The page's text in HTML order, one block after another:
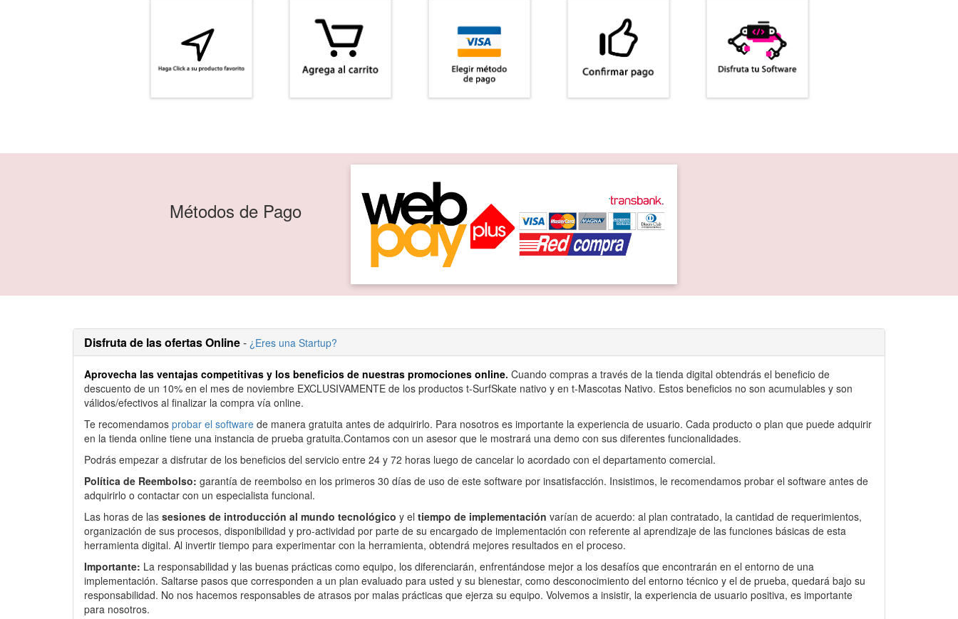
Métodos de Pago
Disfruta de las ofertas Online- ¿Eres una Startup?
Aprovecha las ventajas competitivas y los beneficios de nuestras promociones online. Cuando compras a través de la tienda digital obtendrás el beneficio de
descuento de un 10% en el mes de noviembre EXCLUSIVAMENTE de los productos t-SurfSkate nativo y en t-Mascotas Nativo. Estos beneficios no son acumulables y son
válidos/efectivos al finalizar la compra vía online.
Te recomendamos probar el software de manera gratuita antes de adquirirlo. Para nosotros es importante la experiencia de usuario. Cada producto o plan que puede adquirir
en la tienda online tiene una instancia de prueba gratuita.Contamos con un asesor que le mostrará una demo con sus diferentes funcionalidades.
Podrás empezar a disfrutar de los beneficios del servicio entre 24 y 72 horas luego de cancelar lo acordado con el departamento comercial.
Política de Reembolso: garantía de reembolso en los primeros 30 días de uso de este software por insatisfacción. Insistimos, le recomendamos probar el software antes de
adquirirlo o contactar con un especialista funcional.
Las horas de las sesiones de introducción al mundo tecnológico y el tiempo de implementación varían de acuerdo: al plan contratado, la cantidad de requerimientos,
organización de sus procesos, disponibilidad y pro-actividad por parte de su encargado de implementación con referente al aprendizaje de las funciones básicas de esta
herramienta digital. Al invertir tiempo para experimentar con la herramienta, obtendrá mejores resultados en el proceso.
Importante: La responsabilidad y las buenas prácticas como equipo, los diferenciarán, enfrentándose mejor a los desafíos que encontrarán en el entorno de una
implementación. Saltarse pasos que corresponden a un plan evaluado para usted y su bienestar, como desconocimiento del entorno técnico y el de prueba, quedará bajo su
responsabilidad. No nos hacemos responsables de atrasos por malas prácticas que ejerza su equipo. Volvemos a insistir, la experiencia de usuario positiva, es importante
para nosotros.